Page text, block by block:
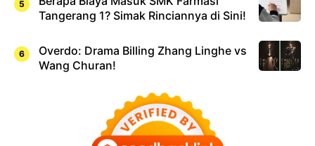
Tangerang 1? Simak Rinciannya di Sini!
Overdo: Drama Billing Zhang Linghe vs
Wang Churan!